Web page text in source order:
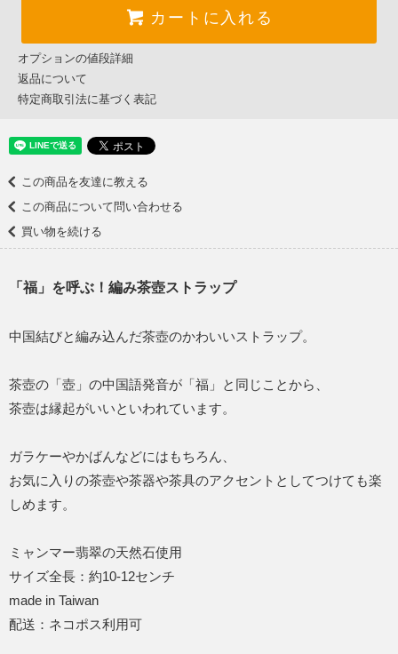
カートに入れる
オプションの値段詳細
返品について
特定商取引法に基づく表記
この商品を友達に教える
この商品について問い合わせる
買い物を続ける
「福」を呼ぶ！編み茶壺ストラップ
中国結びと編み込んだ茶壺のかわいいストラップ。
茶壺の「壺」の中国語発音が「福」と同じことから、
茶壺は縁起がいいといわれています。
ガラケーやかばんなどにはもちろん、
お気に入りの茶壺や茶器や茶具のアクセントとしてつけても楽
しめます。
ミャンマー翡翠の天然石使用
サイズ全長：約10-12センチ
made in Taiwan
配送：ネコポス利用可